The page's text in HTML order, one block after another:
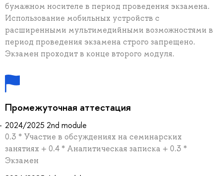
бумажном носителе в период проведения экзамена.
Использование мобильных устройств с
расширенными мультимедийными возможностями в
период проведения экзамена строго запрещено.
Экзамен проходит в конце второго модуля.
Промежуточная аттестация
2024/2025 2nd module
0.3 * Участие в обсуждениях на семинарских
занятиях + 0.4 * Аналитическая записка + 0.3 *
Экзамен